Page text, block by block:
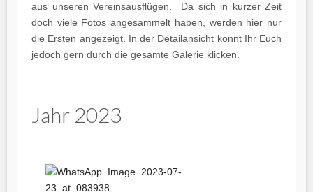
aus unseren Vereinsausflügen. Da sich in kurzer Zeit
doch viele Fotos angesammelt haben, werden hier nur
die Ersten angezeigt. In der Detailansicht könnt Ihr Euch
jedoch gern durch die gesamte Galerie klicken.
Jahr 2023